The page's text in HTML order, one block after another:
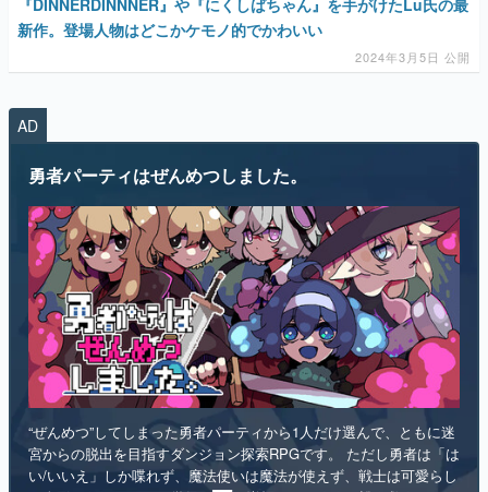
特集記事
アプリレビュー
その他
電ファミニコゲーマーとは？
運営：株式会社マレ
AD
“ぜんめつ”してしまった勇者パーティから1人だけ選んで、ともに迷
宮からの脱出を目指すダンジョン探索RPGです。 ただし勇者は「は
い/いいえ」しか喋れず、魔法使いは魔法が使えず、戦士は可愛らし
い人形になっていて、僧侶は██を崇拝しています。誰を救うのかを
選ぶのは、あなたです。
インディー RPG